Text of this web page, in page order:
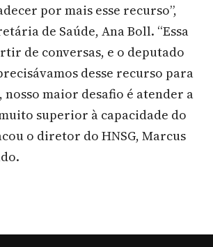
por mais esse recurso”,
de Saúde, Ana Boll. “Essa
de conversas, e o deputado
desse recurso para
nosso maior desafio é atender a
superior à capacidade do
o diretor do HNSG, Marcus